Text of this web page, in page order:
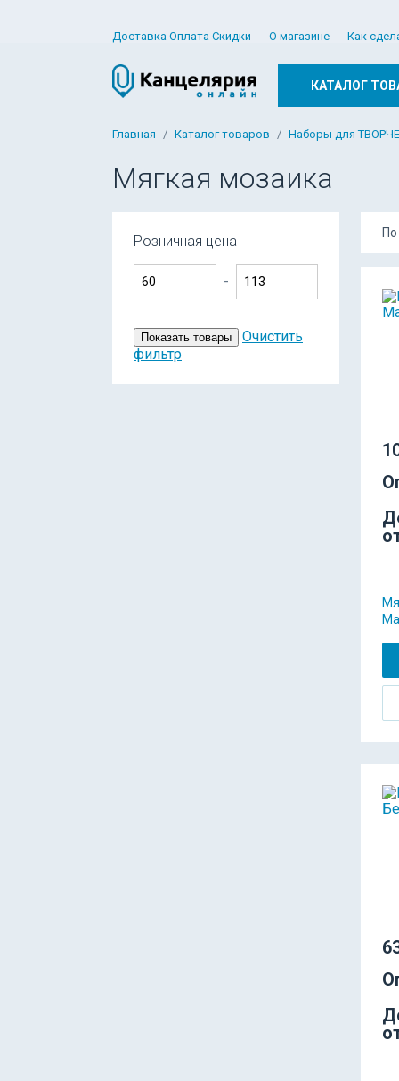
Доставка Оплата Скидки О магазине Как
КАТАЛОГ
Главная Каталог товаров Наборы для
Мягкая мозаика
Розничная цена
-
Показать товары
Очистить
фильтр